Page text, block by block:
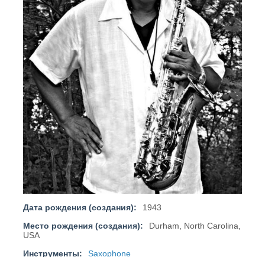
Дата рождения (создания):
1943
Место рождения (создания):
Durham, North Carolina,
USA
Инструменты:
Saxophone